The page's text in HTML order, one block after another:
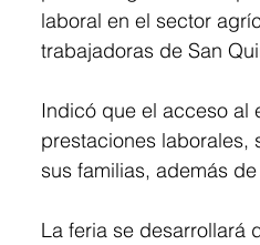
laboral en el sector
trabajadoras de San
Indicó que el acceso al
prestaciones laborales,
sus familias, además
La feria se desarrollará